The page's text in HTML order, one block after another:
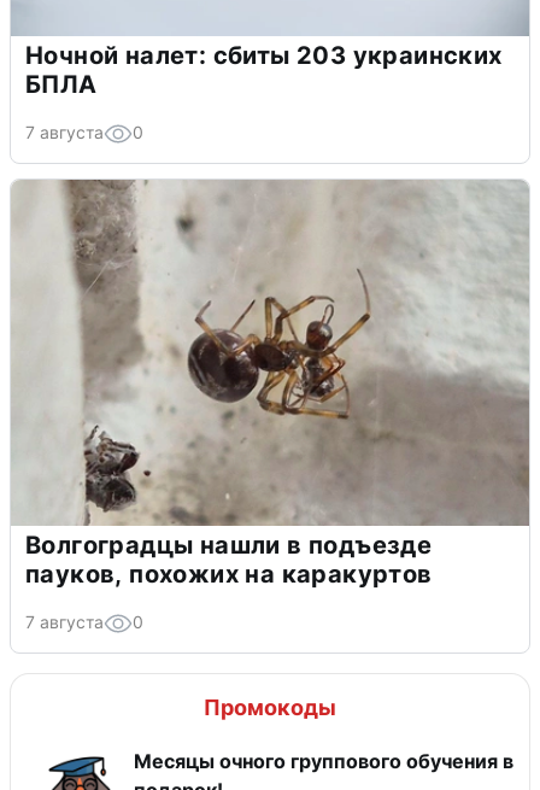
Ночной налет: сбиты 203 украинских
БПЛА
7 августа 0
Волгоградцы нашли в подъезде
пауков, похожих на каракуртов
7 августа 0
Промокоды
Месяцы очного группового обучения в